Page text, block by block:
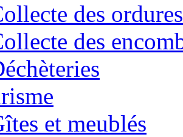
des ordures
des
et meublés